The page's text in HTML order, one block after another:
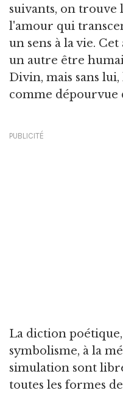
suivants, on trouve
l'amour qui
un sens à la vie.
un autre être
Divin, mais sans
comme dépourvue
PUBLICITÉ
La diction
symbolisme, à la
simulation sont
toutes les formes